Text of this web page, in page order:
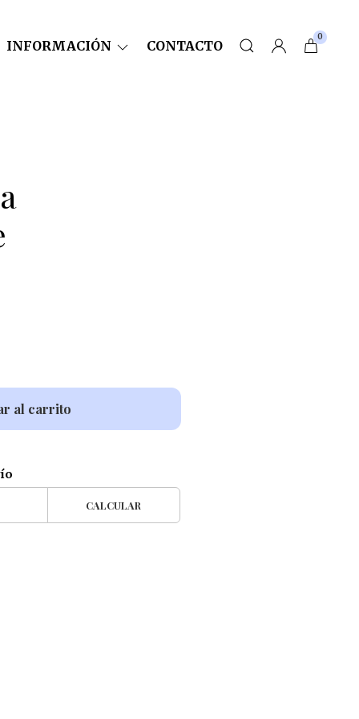
INFORMACIÓN CONTACTO
0
al carrito
CALCULAR